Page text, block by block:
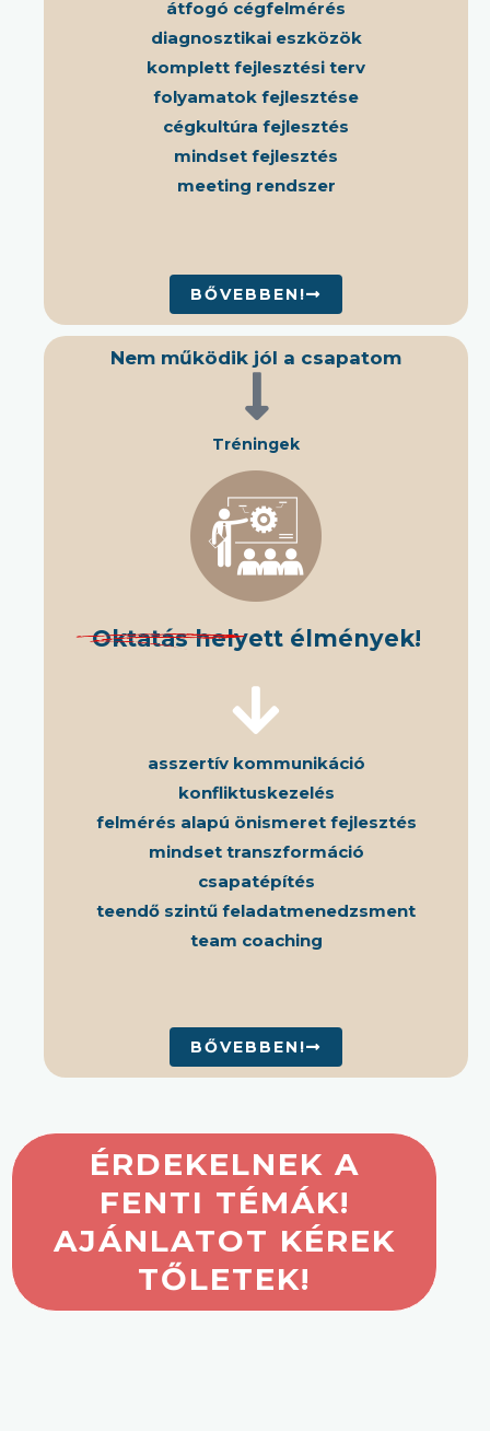
átfogó cégfelmérés
diagnosztikai eszközök
komplett fejlesztési terv
folyamatok fejlesztése
cégkultúra fejlesztés
mindset fejlesztés
meeting rendszer
BŐVEBBEN!
Nem működik jól a csapatom
Tréningek
Oktatás helyett élmények!
asszertív kommunikáció
konfliktuskezelés
felmérés alapú önismeret fejlesztés
mindset transzformáció
csapatépítés
teendő szintű feladatmenedzsment
team coaching
BŐVEBBEN!
ÉRDEKELNEK A
FENTI TÉMÁK!
AJÁNLATOT KÉREK
TŐLETEK!